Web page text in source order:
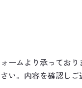
ームより承っており
い。内容を確認しご